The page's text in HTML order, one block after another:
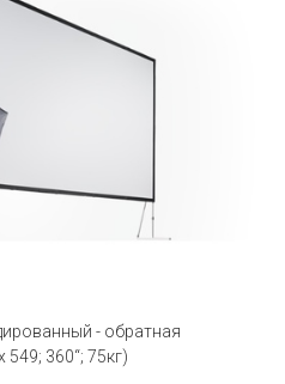
- обратная
549; 360“; 75кг)